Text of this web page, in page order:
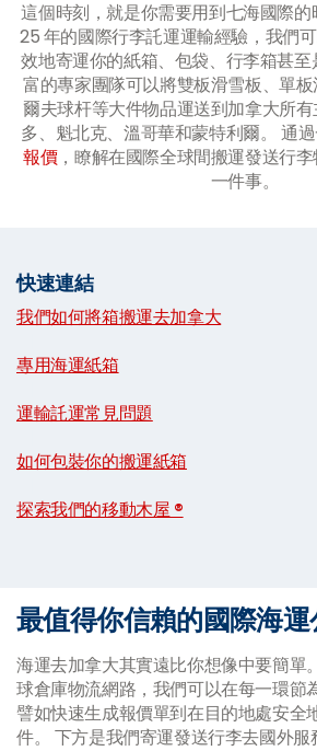
這個時刻，就是你需要用到七海國際
25 年的國際行李託運運輸經驗，我們
效地寄運你的紙箱、包袋、行李箱甚
富的專家團隊可以將雙板滑雪板、單
爾夫球杆等大件物品運送到加拿大所
多、魁北克、溫哥華和蒙特利爾。 通
報價，瞭解在國際全球間搬運發送行
一件事。
快速連結
我們如何將箱搬運去加拿大
專用海運紙箱
運輸託運常見問題
如何包裝你的搬運紙箱
探索我們的移動木屋 ®
最值得你信賴的國際海運
海運去加拿大其實遠比你想像中要簡單
球倉庫物流網路，我們可以在每一環節
譬如快速生成報價單到在目的地處安全
件。 下方是我們寄運發送行李去國外服